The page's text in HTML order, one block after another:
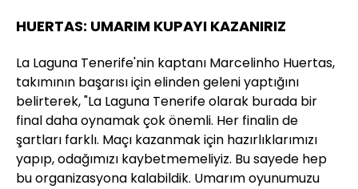
HUERTAS: UMARIM KUPAYI KAZANIRIZ
La Laguna Tenerife'nin kaptanı Marcelinho Huertas,
takımının başarısı için elinden geleni yaptığını
belirterek, "La Laguna Tenerife olarak burada bir
final daha oynamak çok önemli. Her finalin de
şartları farklı. Maçı kazanmak için hazırlıklarımızı
yapıp, odağımızı kaybetmemeliyiz. Bu sayede hep
bu organizasyona kalabildik. Umarım oyunumuzu